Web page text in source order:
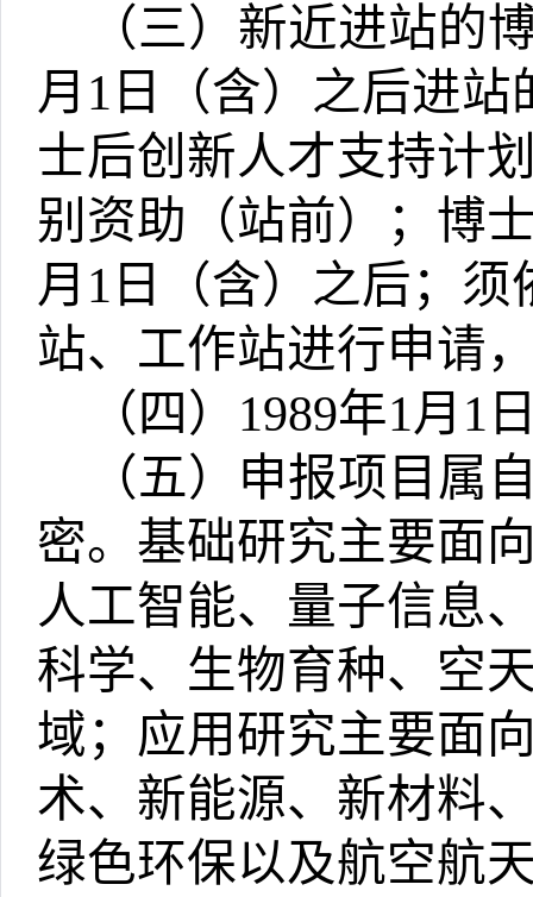
（三）新近进站的
月 1 日（含）之后进
士后创新人才支持计
别资助（站前）；博
月 1 日（含）之后；
站、工作站进行申请
（四） 1989年1月 1
（五）申报项目属
密。基础研究主要面
人工智能、量子信息
科学、生物育种、空
域；应用研究主要面
术、新能源、新材料
绿色环保以及航空航